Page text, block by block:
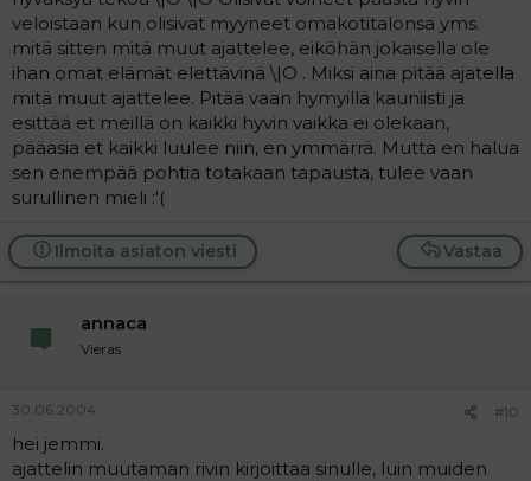
veloistaan kun olisivat myyneet omakotitalonsa yms.
mitä sitten mitä muut ajattelee, eiköhän jokaisella ole
ihan omat elämät elettävinä \|O . Miksi aina pitää ajatella
mitä muut ajattelee. Pitää vaan hymyillä kauniisti ja
esittää et meillä on kaikki hyvin vaikka ei olekaan,
pääasia et kaikki luulee niin, en ymmärrä. Mutta en halua
sen enempää pohtia totakaan tapausta, tulee vaan
surullinen mieli :'(
Vastaa
Ilmoita asiaton viesti
annaca
Vieras
30.06.2004 #10
hei jemmi.
ajattelin muutaman rivin kirjoittaa sinulle, luin muiden